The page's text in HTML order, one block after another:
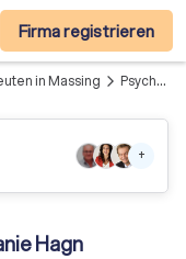
Firma registrieren
in Massing arrow_forward_ios Psychologische Beratung Stefanie Hagn
+
Hagn